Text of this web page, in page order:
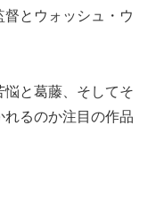
とウォッシュ・ウ
と葛藤、そしてそ
るのか注目の作品